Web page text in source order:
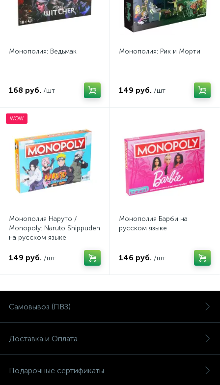
Монополия: Ведьмак
168 руб. /шт
Монополия: Рик и Морти
149 руб. /шт
WOW
Монополия Наруто /
Monopoly: Naruto Shippuden
на русском языке
149 руб. /шт
Монополия Барби на
русском языке
146 руб. /шт
Самовывоз (ПВЗ)
Доставка и Оплата
Подарочные сертификаты